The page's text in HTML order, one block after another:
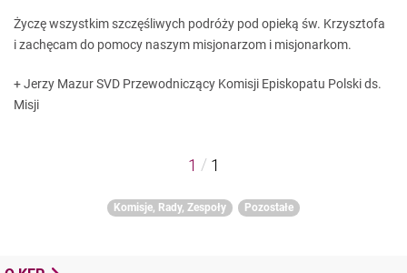
Życzę wszystkim szczęśliwych podróży pod opieką św. Krzysztofa
i zachęcam do pomocy naszym misjonarzom i misjonarkom.
+ Jerzy Mazur SVD Przewodniczący Komisji Episkopatu Polski ds.
Misji
1 / 1
Komisje, Rady, Zespoły Pozostałe